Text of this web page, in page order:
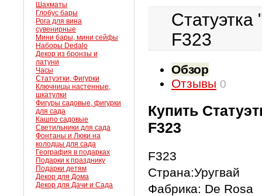
Шахматы
Глобус бары
Рога для вина
сувенирные
Мини бары, мини сейфы
Наборы Dedalo
Декор из бронзы и
латуни
Часы
Статуэтки, Фигурки
Ключницы настенные,
шкатулки
Фигуры садовые, фигурки
для сада
Кашпо садовые
Светильники для сада
Фонтаны и Люки на
колодцы для сада
География в подарках
Подарки к празднику
Подарки детям
Декор для Дома
Декор для Дачи и Сада
F323
Обзор
Отзывы 0
Купить
F323
F323
Страна:Уругвай
Фабрика: De Rosa